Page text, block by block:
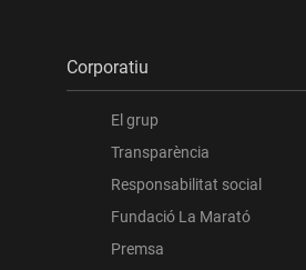
Corporatiu
El grup
Transparència
Responsabilitat social
Fundació La Marató
Premsa